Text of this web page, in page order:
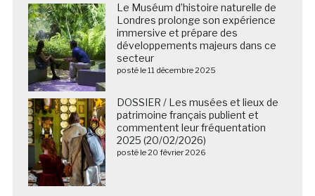
Le Muséum d’histoire naturelle de
Londres prolonge son expérience
immersive et prépare des
développements majeurs dans ce
secteur
posté le 11 décembre 2025
DOSSIER / Les musées et lieux de
patrimoine français publient et
commentent leur fréquentation
2025 (20/02/2026)
posté le 20 février 2026